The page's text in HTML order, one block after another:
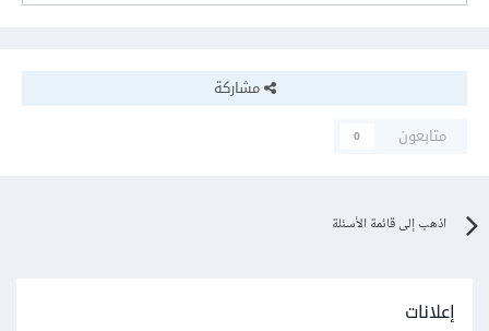
مشاركة
متابعون
0
اذهب إلى قائمة الأسئلة
إعلانات